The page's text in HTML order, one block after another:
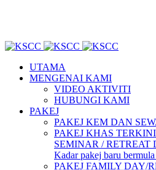
UTAMA
MENGENAI KAMI
VIDEO AKTIVITI
HUBUNGI KAMI
PAKEJ
PAKEJ KEM DAN
PAKEJ KHAS
SEMINAR / RETREAT
Kadar pakej baru
PAKEJ FAMILY DAY/